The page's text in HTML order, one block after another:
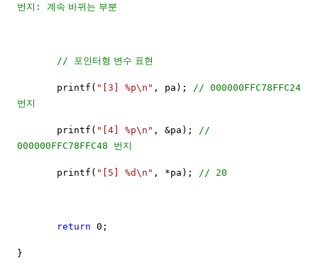
번지 : 계속 바뀌는 부분
// 포인터형 변수 표현
printf( "[3] %p\n" , pa); // 000000FFC78FFC24
번지
printf( "[4] %p\n" , &pa);
//
000000FFC78FFC48 번지
printf( "[5] %d\n" , *pa); // 20
return 0;
}